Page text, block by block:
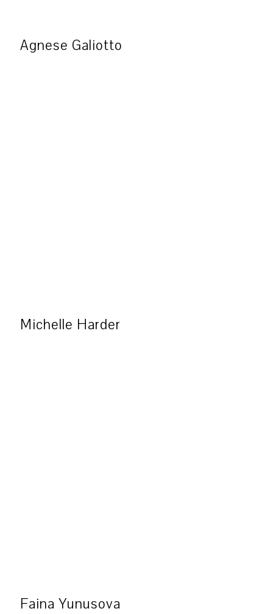
Agnese Galiotto
Michelle Harder
Faina Yunusova